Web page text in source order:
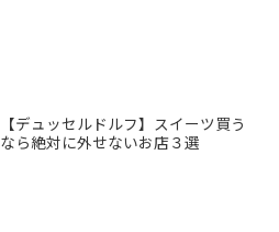
【デュッセルドルフ】スイーツ買う
なら絶対に外せないお店３選